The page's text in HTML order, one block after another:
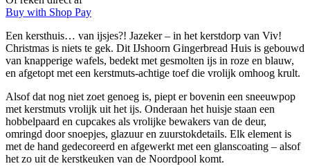
Buy with Shop Pay
Een kersthuis… van ijsjes?! Jazeker – in het kerstdorp van Viv!
Christmas is niets te gek. Dit IJshoorn Gingerbread Huis is gebouwd
van knapperige wafels, bedekt met gesmolten ijs in roze en blauw,
en afgetopt met een kerstmuts-achtige toef die vrolijk omhoog krult.
Alsof dat nog niet zoet genoeg is, piept er bovenin een sneeuwpop
met kerstmuts vrolijk uit het ijs. Onderaan het huisje staan een
hobbelpaard en cupcakes als vrolijke bewakers van de deur,
omringd door snoepjes, glazuur en zuurstokdetails. Elk element is
met de hand gedecoreerd en afgewerkt met een glanscoating – alsof
het zo uit de kerstkeuken van de Noordpool komt.